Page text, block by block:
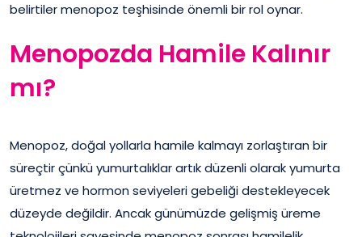
belirtiler menopoz teşhisinde önemli bir rol oynar.
Menopozda Hamile Kalınır
mı?
Menopoz, doğal yollarla hamile kalmayı zorlaştıran bir
süreçtir çünkü yumurtalıklar artık düzenli olarak yumurta
üretmez ve hormon seviyeleri gebeliği destekleyecek
düzeyde değildir. Ancak günümüzde gelişmiş üreme